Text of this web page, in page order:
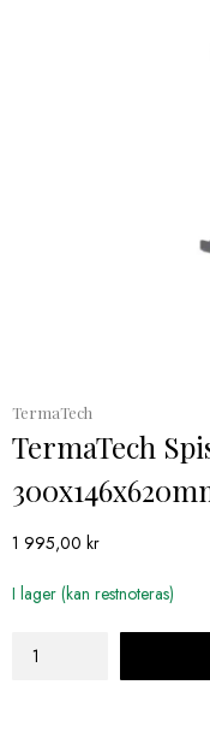
TermaTech
TermaTech
1 995,00 kr
I lager (kan restnoteras)
TermaTech